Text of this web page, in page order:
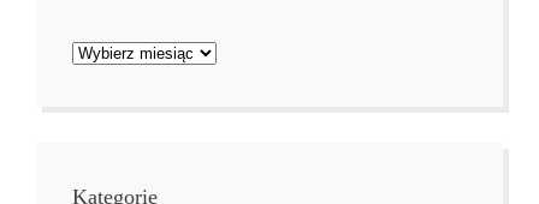
Archiwa
Kategorie